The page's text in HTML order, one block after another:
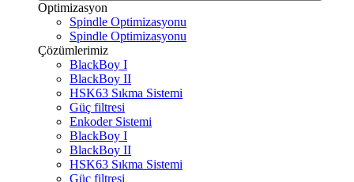
Optimizasyon
Spindle Optimizasyonu
Spindle Optimizasyonu
Çözümlerimiz
BlackBoy I
BlackBoy II
HSK63 Sıkma Sistemi
Güç filtresi
Enkoder Sistemi
BlackBoy I
BlackBoy II
HSK63 Sıkma Sistemi
Güç filtresi